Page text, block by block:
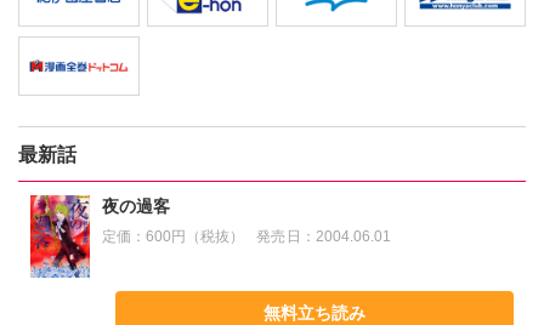
最新話
夜の過客
定価：600円（税抜） 発売日： 2004.06.01
無料立ち読み